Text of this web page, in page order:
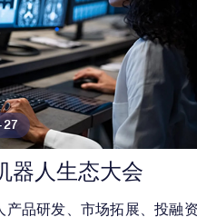
器人生态大会
产品研发、市场拓展、投融